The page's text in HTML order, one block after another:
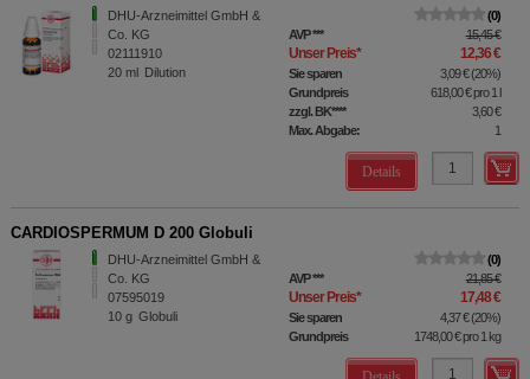
DHU-Arzneimittel GmbH &
Co. KG
02111910
20 ml Dilution
0
AVP*** 15,45 €
Unser Preis* 12,36 €
Sie sparen 3,09 €(20%)
Grundpreis
618,00 €pro 1 l
zzgl. BK****
3,60 €
Max. Abgabe:
1
Details
CARDIOSPERMUM D 200 Globuli
DHU-Arzneimittel GmbH &
Co. KG
07595019
10 g Globuli
0
AVP*** 21,85 €
Unser Preis* 17,48 €
Sie sparen 4,37 €(20%)
Grundpreis
1748,00 €pro 1 kg